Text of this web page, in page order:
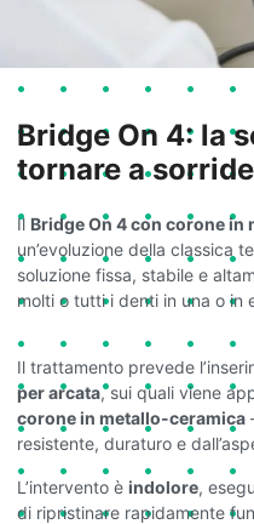
Bridge On 4: la
tornare a
Il Bridge On 4 con corone
un’evoluzione della classica
soluzione fissa, stabile e
molti o tutti i denti in una o in
Il trattamento prevede
per arcata, sui quali viene
corone in metallo-ceramica
resistente, duraturo e
L’intervento è indolore,
di ripristinare rapidamente